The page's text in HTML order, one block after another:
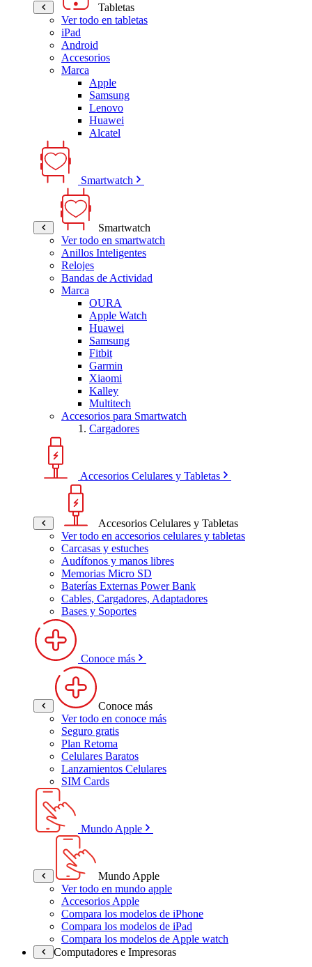
Tabletas
Ver todo en tabletas
iPad
Android
Accesorios
Marca
Apple
Samsung
Lenovo
Huawei
Alcatel
Smartwatch
Smartwatch
Ver todo en smartwatch
Anillos Inteligentes
Relojes
Bandas de Actividad
Marca
OURA
Apple Watch
Huawei
Samsung
Fitbit
Garmin
Xiaomi
Kalley
Multitech
Accesorios para Smartwatch
Cargadores
Accesorios Celulares y Tabletas
Accesorios Celulares y Tabletas
Ver todo en accesorios celulares y tabletas
Carcasas y estuches
Audífonos y manos libres
Memorias Micro SD
Baterías Externas Power Bank
Cables, Cargadores, Adaptadores
Bases y Soportes
Conoce más
Conoce más
Ver todo en conoce más
Seguro gratis
Plan Retoma
Celulares Baratos
Lanzamientos Celulares
SIM Cards
Mundo Apple
Mundo Apple
Ver todo en mundo apple
Accesorios Apple
Compara los modelos de iPhone
Compara los modelos de iPad
Compara los modelos de Apple watch
Computadores e Impresoras